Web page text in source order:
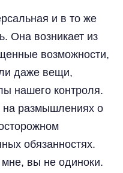
и в то же
Она возникает из
возможности,
даже вещи,
нашего контроля.
размышлениях о
обязанностях.
вы не одиноки.